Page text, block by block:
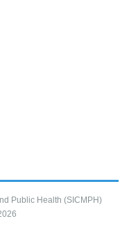
Public Health (SICMPH)